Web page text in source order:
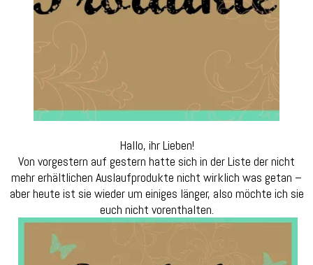
Hallo, ihr Lieben!
Von vorgestern auf gestern hatte sich in der Liste der nicht
mehr erhältlichen Auslaufprodukte nicht wirklich was getan –
aber heute ist sie wieder um einiges länger, also möchte ich sie
euch nicht vorenthalten.